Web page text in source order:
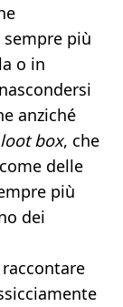
più
o in
anziché
loot box, che
delle
più
dei